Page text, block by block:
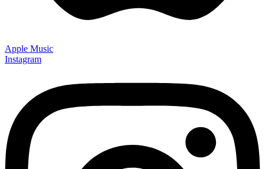
Apple Music
Instagram